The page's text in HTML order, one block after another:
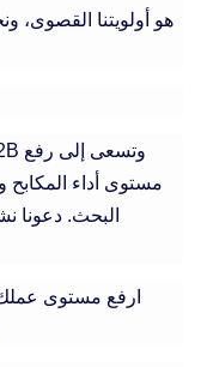
هو أولويتنا القصوى،
مستوى أداء
البحث. دعونا